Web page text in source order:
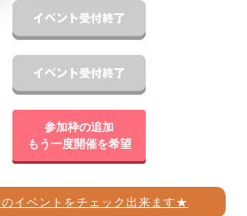
参加枠の追加
もう一度開催を希望
のイベントをチェック出来ます★